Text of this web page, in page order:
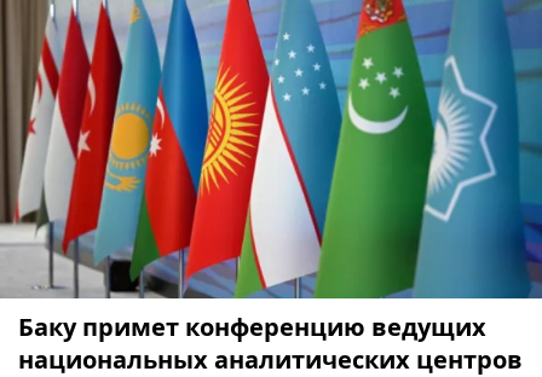
Баку примет конференцию ведущих
национальных аналитических центров